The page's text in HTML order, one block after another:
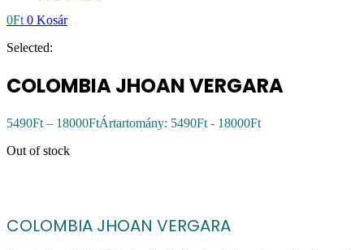
0Ft 0 Kosár
Selected:
COLOMBIA JHOAN VERGARA
5490Ft – 18000FtÁrtartomány: 5490Ft - 18000Ft
Out of stock
COLOMBIA JHOAN VERGARA